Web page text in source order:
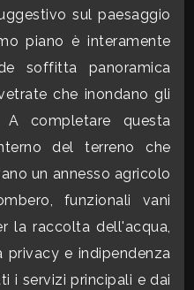
sul paesaggio
piano è interamente
soffitta panoramica
che inondano gli
completare questa
del terreno che
un annesso agricolo
funzionali vani
la raccolta dell'acqua,
privacy e indipendenza
i servizi principali e dai